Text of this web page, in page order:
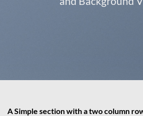
A Simple section with a two column